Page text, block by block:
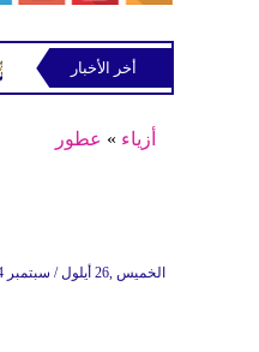
في رب ثلاثين
أخر الأخبار
أزياء » عطور
09:59 2024 الخميس ,26 أيلول / سبتمبر